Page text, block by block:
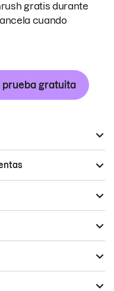
gratis durante
cuando
prueba gratuita